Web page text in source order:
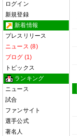
ログイン
新規登録
新着情報
プレスリリース
ニュース (8)
ブログ (1)
トピックス
ランキング
ニュース
試合
ファンサイト
選手公式
著名人